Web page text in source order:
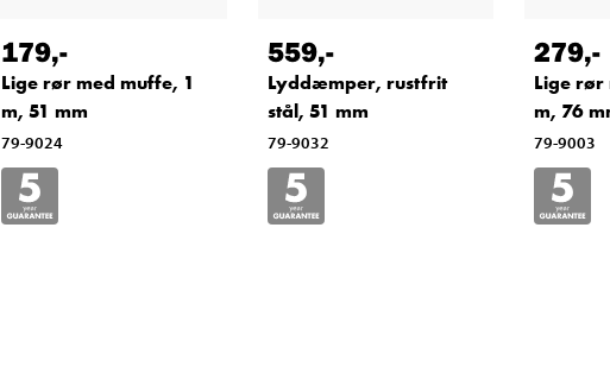
179,-
Lige rør med muffe, 1
m, 51 mm
79-9024
559,-
Lyddæmper, rustfrit
stål, 51 mm
79-9032
279,-
Lige rør
m, 76
79-9003